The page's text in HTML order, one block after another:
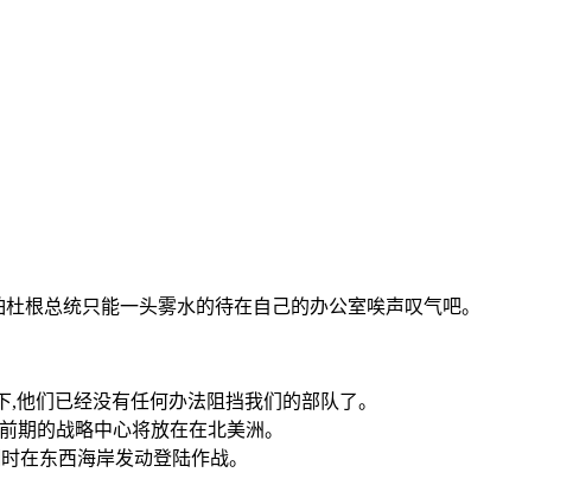
根总统只能一头雾水的待在自己的办公室唉声叹气吧。
们已经没有任何办法阻挡我们的部队了。
期的战略中心将放在在北美洲。
在东西海岸发动登陆作战。